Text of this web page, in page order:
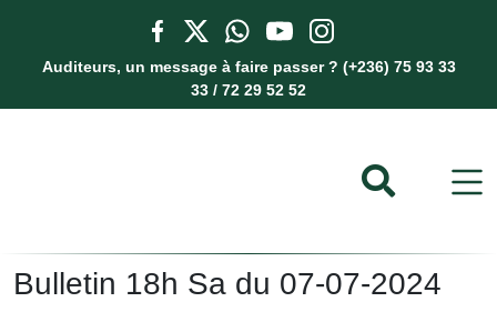
Auditeurs, un message à faire passer ? (+236) 75 93 33
33 / 72 29 52 52
Bulletin 18h Sa du 07-07-2024